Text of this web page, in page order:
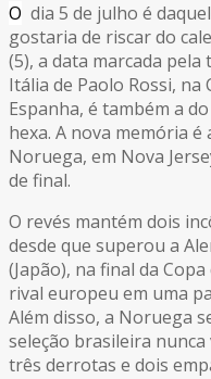
O dia 5 de julho é
gostaria de riscar do
(5), a data marcada
Itália de Paolo Rossi, na
Espanha, é também a
hexa. A nova memória
Noruega, em Nova
de final.
O revés mantém dois
desde que superou a
(Japão), na final da Copa
rival europeu em uma
Além disso, a Noruega
seleção brasileira
três derrotas e dois